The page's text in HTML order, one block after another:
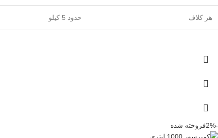
هر کلاف حدود 5 کیلو
-2% فروخته شده